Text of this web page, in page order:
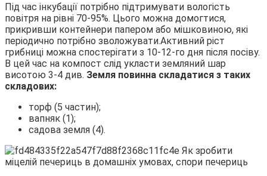
Під час інкубації потрібно підтримувати вологість
повітря на рівні 70-95%. Цього можна домогтися,
прикривши контейнери папером або мішковиною, які
періодично потрібно зволожувати.Активний ріст
грибниці можна спостерігати з 10-12-го дня після посіву.
В цей час на компост слід укласти земляний шар
висотою 3-4 див. Земля повинна складатися з таких
складових:
торф (5 частин);
вапняк (1);
садова земля (4).